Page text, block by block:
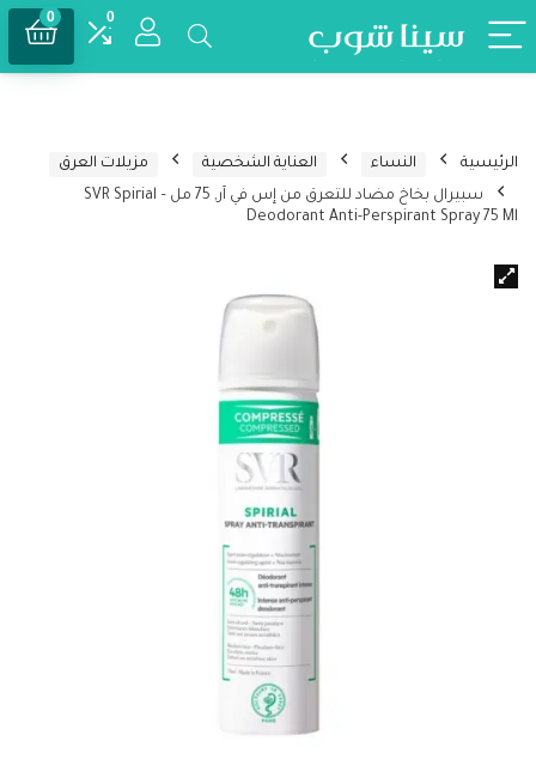
0
0
الرئيسية النساء العناية الشخصية
مزيلات العرق
سبيرال بخاخ مضاد للتعرق من إس في آر, 75 مل – SVR Spirial
Deodorant Anti-Perspirant Spray 75 Ml